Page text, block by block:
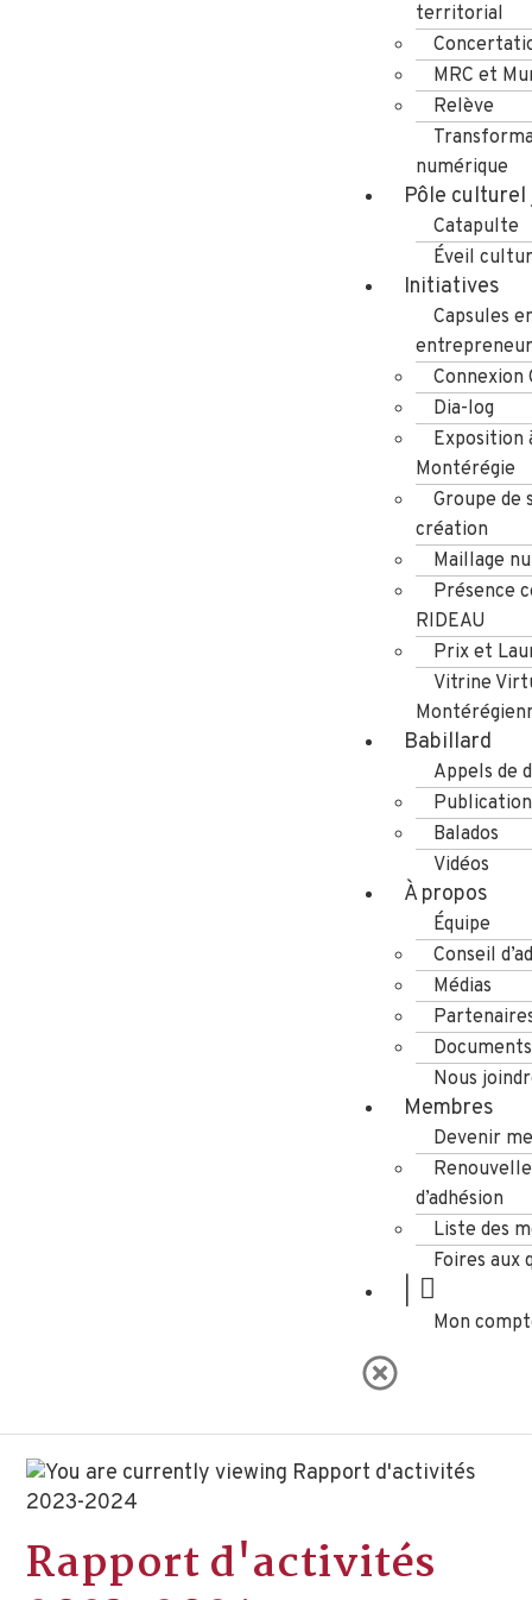
territorial
MRC et
Relève
numérique
Pôle culturel
Catapulte
Éveil
Initiatives
Capsules
Connexion
Dia-log
Exposition
Montérégie
Groupe de
création
Maillage
Présence
RIDEAU
Prix et
Vitrine
Babillard
Appels de
Balados
Vidéos
À propos
Équipe
Conseil
Médias
Documents
Nous
Membres
Devenir
d’adhésion
Liste des
Foires aux
Mon
Rapport d'activités